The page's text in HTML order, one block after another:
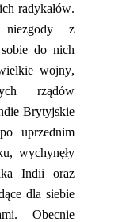
radykałów.
z
do nich
wojny,
rządów
Brytyjskie
uprzednim
, wychynęły
Indii oraz
dla siebie
Obecnie